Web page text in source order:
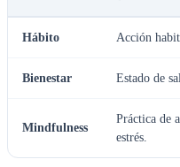
Hábito Acción
Bienestar Estado de
Mindfulness
Práctica de
estrés.